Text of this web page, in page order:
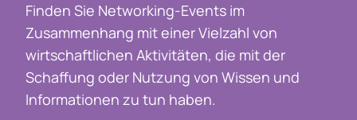
Finden Sie Networking-Events im
Zusammenhang mit einer Vielzahl von
wirtschaftlichen Aktivitäten, die mit der
Schaffung oder Nutzung von Wissen und
Informationen zu tun haben.